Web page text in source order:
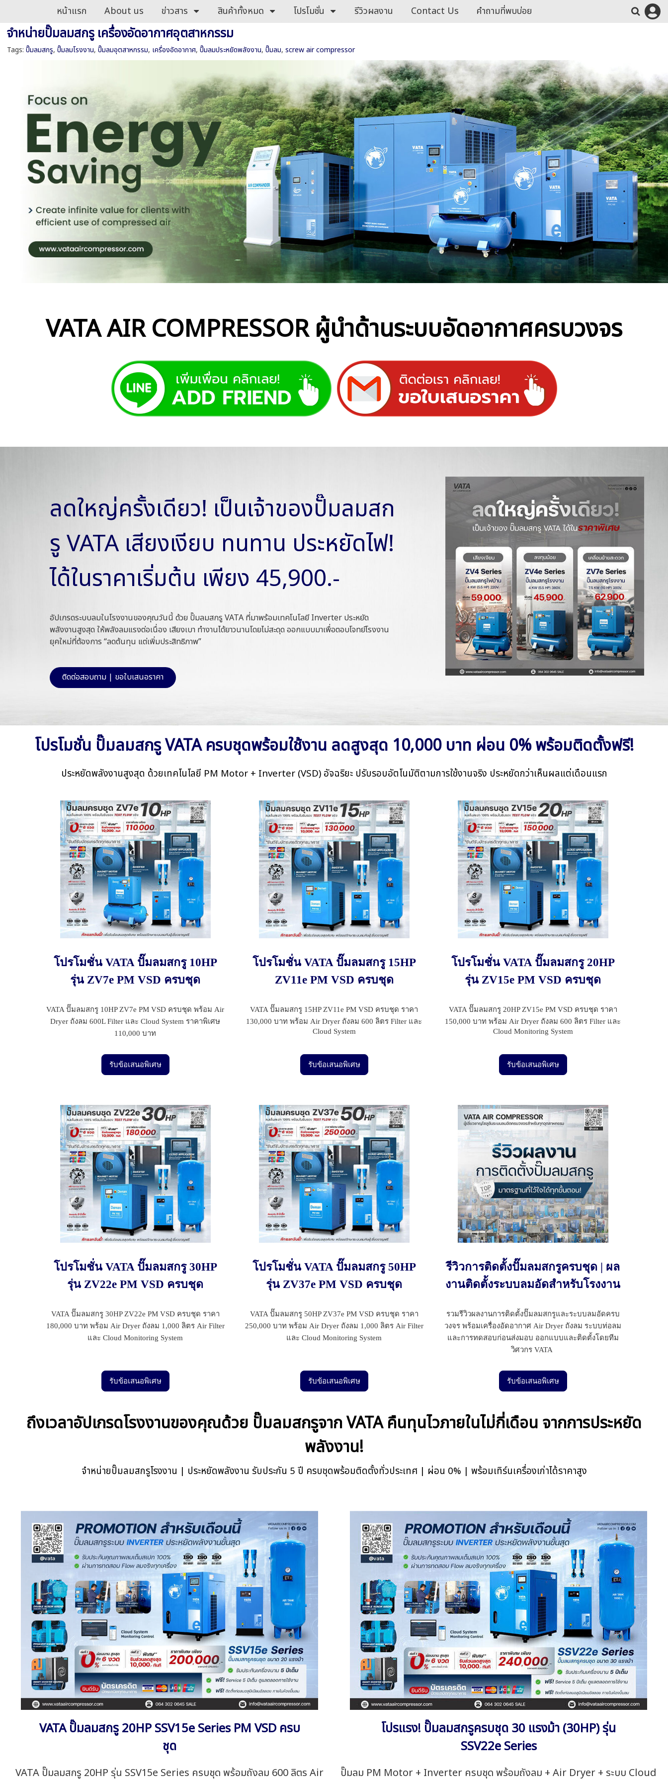
หน้าแรก About us ข่าวสาร สินค้าทั้งหมด โปรโมชั่น รีวิวผลงาน Contact Us คำถามที่พบบ่อย
จำหน่ายปั๊มลมสกรู เครื่องอัดอากาศอุตสาหกรรม
Tags: ปั๊มลมสกรู, ปั๊มลมโรงงาน, ปั๊มลมอุตสาหกรรม, เครื่องอัดอากาศ, ปั๊มลมประหยัดพลังงาน, ปั๊มลม, screw air compressor
VATA AIR COMPRESSOR ผู้นำด้านระบบอัดอากาศครบวงจร
ลดใหญ่ครั้งเดียว! เป็นเจ้าของปั๊มลมสก
รู VATA เสียงเงียบ ทนทาน ประหยัดไฟ!
ได้ในราคาเริ่มต้น เพียง 45,900.-
อัปเกรดระบบลมในโรงงานของคุณวันนี้ ด้วย ปั๊มลมสกรู VATA ที่มาพร้อมเทคโนโลยี Inverter ประหยัด
พลังงานสูงสุด ให้พลังลมแรงต่อเนื่อง เสียงเบา ทำงานได้ยาวนานโดยไม่สะดุด ออกแบบมาเพื่อตอบโจทย์โรงงาน
ยุคใหม่ที่ต้องการ “ลดต้นทุน แต่เพิ่มประสิทธิภาพ”
ติดต่อสอบถาม | ขอใบเสนอราคา
โปรโมชั่น ปั๊มลมสกรู VATA ครบชุดพร้อมใช้งาน ลดสูงสุด 10,000 บาท ผ่อน 0% พร้อมติดตั้งฟรี!
ประหยัดพลังงานสูงสุด ด้วยเทคโนโลยี PM Motor + Inverter (VSD) อัจฉริยะ ปรับรอบอัตโนมัติตามการใช้งานจริง ประหยัดกว่าเห็นผลแต่เดือนแรก
โปรโมชั่น VATA ปั๊มลมสกรู 10HP
รุ่น ZV7e PM VSD ครบชุด
VATA ปั๊มลมสกรู 10HP ZV7e PM VSD ครบชุด พร้อม Air
Dryer ถังลม 600L Filter และ Cloud System ราคาพิเศษ
110,000 บาท
รับข้อเสนอพิเศษ
โปรโมชั่น VATA ปั๊มลมสกรู 15HP
ZV11e PM VSD ครบชุด
VATA ปั๊มลมสกรู 15HP ZV11e PM VSD ครบชุด ราคา
130,000 บาท พร้อม Air Dryer ถังลม 600 ลิตร Filter และ
Cloud System
รับข้อเสนอพิเศษ
โปรโมชั่น VATA ปั๊มลมสกรู 20HP
รุ่น ZV15e PM VSD ครบชุด
VATA ปั๊มลมสกรู 20HP ZV15e PM VSD ครบชุด ราคา
150,000 บาท พร้อม Air Dryer ถังลม 600 ลิตร Filter และ
Cloud Monitoring System
รับข้อเสนอพิเศษ
โปรโมชั่น VATA ปั๊มลมสกรู 30HP
รุ่น ZV22e PM VSD ครบชุด
VATA ปั๊มลมสกรู 30HP ZV22e PM VSD ครบชุด ราคา
180,000 บาท พร้อม Air Dryer ถังลม 1,000 ลิตร Air Filter
และ Cloud Monitoring System
รับข้อเสนอพิเศษ
โปรโมชั่น VATA ปั๊มลมสกรู 50HP
รุ่น ZV37e PM VSD ครบชุด
VATA ปั๊มลมสกรู 50HP ZV37e PM VSD ครบชุด ราคา
250,000 บาท พร้อม Air Dryer ถังลม 1,000 ลิตร Air Filter
และ Cloud Monitoring System
รับข้อเสนอพิเศษ
รีวิวการติดตั้งปั๊มลมสกรูครบชุด | ผล
งานติดตั้งระบบลมอัดสำหรับโรงงาน
รวมรีวิวผลงานการติดตั้งปั๊มลมสกรูและระบบลมอัดครบ
วงจร พร้อมเครื่องอัดอากาศ Air Dryer ถังลม ระบบท่อลม
และการทดสอบก่อนส่งมอบ ออกแบบและติดตั้งโดยทีม
วิศวกร VATA
รับข้อเสนอพิเศษ
ถึงเวลาอัปเกรดโรงงานของคุณด้วย ปั๊มลมสกรูจาก VATA คืนทุนไวภายในไม่กี่เดือน จากการประหยัด
พลังงาน!
จำหน่ายปั๊มลมสกรูโรงงาน | ประหยัดพลังงาน รับประกัน 5 ปี ครบชุดพร้อมติดตั้งทั่วประเทศ | ผ่อน 0% | พร้อมเทิร์นเครื่องเก่าได้ราคาสูง
VATA ปั๊มลมสกรู 20HP SSV15e Series PM VSD ครบ
ชุด
VATA ปั๊มลมสกรู 20HP รุ่น SSV15e Series ครบชุด พร้อมถังลม 600 ลิตร Air
โปรแรง! ปั๊มลมสกรูครบชุด 30 แรงม้า (30HP) รุ่น
SSV22e Series
ปั๊มลม PM Motor + Inverter ครบชุด พร้อมถังลม + Air Dryer + ระบบ Cloud